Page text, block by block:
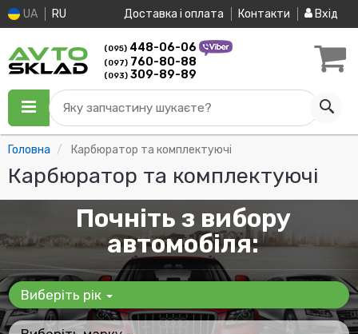
UA RU Доставка і оплата Контакти Вхід
(095) 448-06-06
(097) 760-80-88
(093) 309-89-89
Яку запчастину шукаєте?
Головна Карбюратор та комплектуючі
Карбюратор та комплектуючі
Почніть з вибору
автомобіля:
Виберіть рік